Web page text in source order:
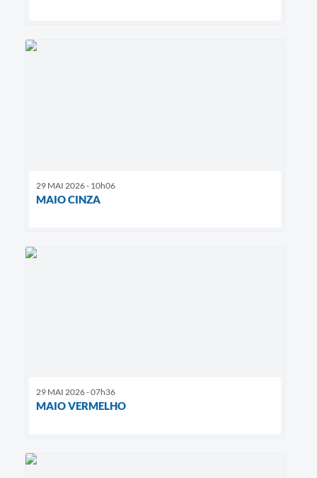
29 MAI 2026 - 10h06
MAIO CINZA
29 MAI 2026 - 07h36
MAIO VERMELHO